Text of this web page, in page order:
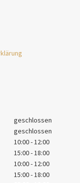
geschlossen
geschlossen
10:00 - 12:00
15:00 - 18:00
10:00 - 12:00
15:00 - 18:00